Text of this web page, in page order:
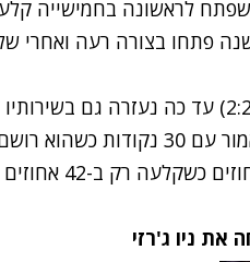
שלראשונה מזה 35 שנה פתחו
את ניו ג'רזי